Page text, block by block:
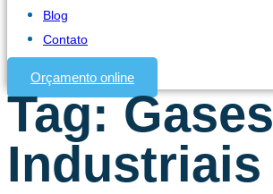
Blog
Contato
Orçamento online
Tag:Gases
Industriais